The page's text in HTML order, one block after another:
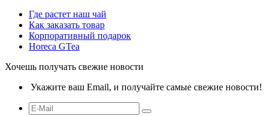
Где растет наш чай
Как заказать товар
Корпоративный подарок
Horeca GTea
Хочешь получать свежие новости
Укажите ваш Email, и получайте самые свежие новости!